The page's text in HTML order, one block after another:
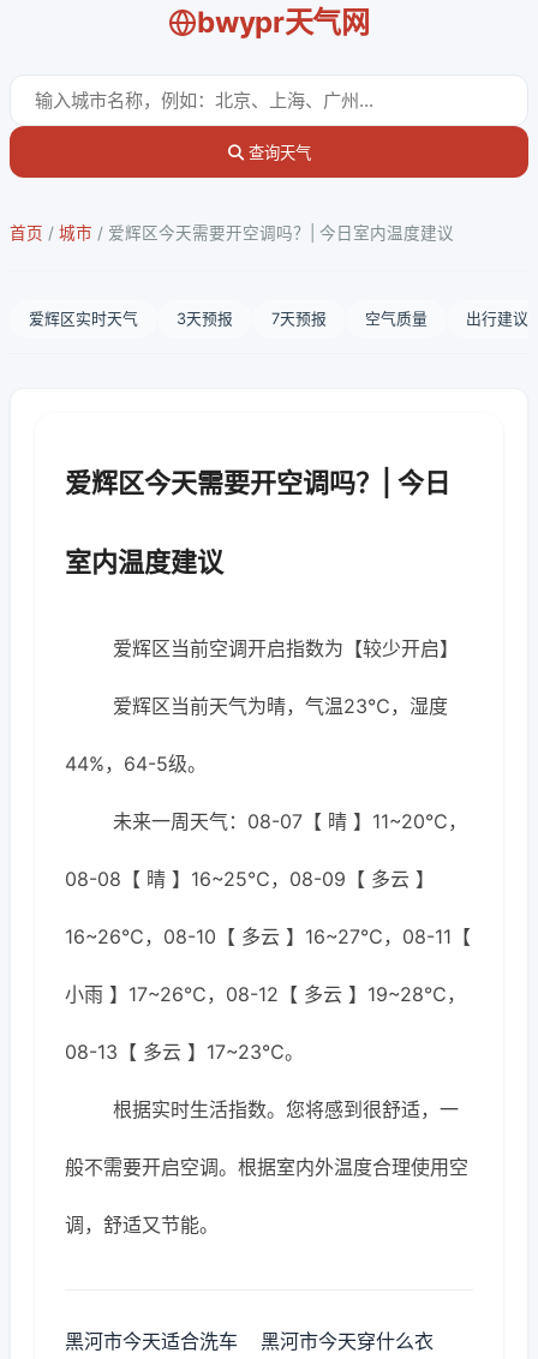
bwypr天气网
查询天气
首页 / 城市 / 爱辉区今天需要开空调吗？| 今日室内温度建议
爱辉区实时天气 3天预报 7天预报 空气质量 出行建议
爱辉区今天需要开空调吗？| 今日
室内温度建议
爱辉区当前空调开启指数为【较少开启】
爱辉区当前天气为晴，气温23℃，湿度
44%，64-5级。
未来一周天气：08-07【 晴 】11~20℃，
08-08【 晴 】16~25℃，08-09【 多云 】
16~26℃，08-10【 多云 】16~27℃，08-11【
小雨 】17~26℃，08-12【 多云 】19~28℃，
08-13【 多云 】17~23℃。
根据实时生活指数。您将感到很舒适，一
般不需要开启空调。根据室内外温度合理使用空
调，舒适又节能。
黑河市今天适合洗车 黑河市今天穿什么衣